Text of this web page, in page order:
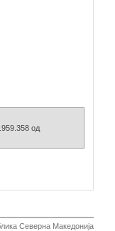
од
Северна Македонија